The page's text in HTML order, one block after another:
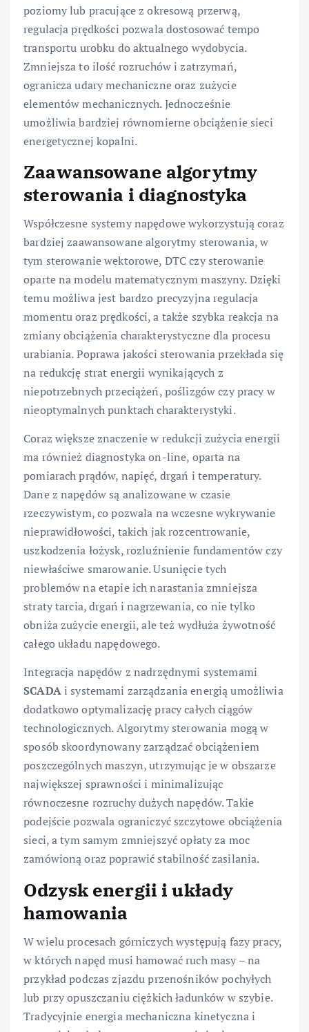
poziomy lub pracujące z okresową przerwą,
regulacja prędkości pozwala dostosować tempo
transportu urobku do aktualnego wydobycia.
Zmniejsza to ilość rozruchów i zatrzymań,
ogranicza udary mechaniczne oraz zużycie
elementów mechanicznych. Jednocześnie
umożliwia bardziej równomierne obciążenie sieci
energetycznej kopalni.
Zaawansowane algorytmy
sterowania i diagnostyka
Współczesne systemy napędowe wykorzystują coraz
bardziej zaawansowane algorytmy sterowania, w
tym sterowanie wektorowe, DTC czy sterowanie
oparte na modelu matematycznym maszyny. Dzięki
temu możliwa jest bardzo precyzyjna regulacja
momentu oraz prędkości, a także szybka reakcja na
zmiany obciążenia charakterystyczne dla procesu
urabiania. Poprawa jakości sterowania przekłada się
na redukcję strat energii wynikających z
niepotrzebnych przeciążeń, poślizgów czy pracy w
nieoptymalnych punktach charakterystyki.
Coraz większe znaczenie w redukcji zużycia energii
ma również diagnostyka on-line, oparta na
pomiarach prądów, napięć, drgań i temperatury.
Dane z napędów są analizowane w czasie
rzeczywistym, co pozwala na wczesne wykrywanie
nieprawidłowości, takich jak rozcentrowanie,
uszkodzenia łożysk, rozluźnienie fundamentów czy
niewłaściwe smarowanie. Usunięcie tych
problemów na etapie ich narastania zmniejsza
straty tarcia, drgań i nagrzewania, co nie tylko
obniża zużycie energii, ale też wydłuża żywotność
całego układu napędowego.
Integracja napędów z nadrzędnymi systemami
SCADAi systemami zarządzania energią umożliwia
dodatkowo optymalizację pracy całych ciągów
technologicznych. Algorytmy sterowania mogą w
sposób skoordynowany zarządzać obciążeniem
poszczególnych maszyn, utrzymując je w obszarze
największej sprawności i minimalizując
równoczesne rozruchy dużych napędów. Takie
podejście pozwala ograniczyć szczytowe obciążenia
sieci, a tym samym zmniejszyć opłaty za moc
zamówioną oraz poprawić stabilność zasilania.
Odzysk energii i układy
hamowania
W wielu procesach górniczych występują fazy pracy,
w których napęd musi hamować ruch masy – na
przykład podczas zjazdu przenośników pochyłych
lub przy opuszczaniu ciężkich ładunków w szybie.
Tradycyjnie energia mechaniczna kinetyczna i